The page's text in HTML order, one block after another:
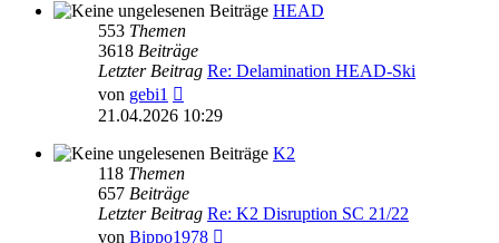
HEAD
553 Themen
3618 Beiträge
Letzter Beitrag Re: Delamination HEAD-Ski
von gebi1
Beitrag
21.04.2026 10:29
K2
118 Themen
657 Beiträge
Letzter Beitrag Re: K2 Disruption SC 21/22
von Bippo1978